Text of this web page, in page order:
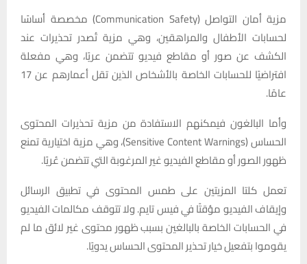
مزية أمان التواصل (Communication Safety) مخصصة أساسًا
لحسابات الأطفال والمراهقين، وهي مزية تُصدر تحذيرات عند
الكشف عن صور أو مقاطع فيديو تتضمن عريًا، وهي مفعلة
افتراضيًا للحسابات الخاصة بالأشخاص الذين تقل أعمارهم عن 17
عامًا.
وأما البالغون فيمكنهم الاستفادة من مزية تحذيرات المحتوى
الحساس (Sensitive Content Warnings)، وهي مزية اختيارية تمنع
ظهور الصور أو مقاطع الفيديو غير المرغوبة التي تتضمن عُريًا.
تعمل كلتا المزيتين على طمس المحتوى في تطبيق الرسائل
وإيقاف الفيديو مؤقتًا في فيس تايم. ولا تتوقف مكالمات الفيديو
في الحسابات الخاصة بالبالغين بسبب ظهور محتوى غير لائق ما لم
يقوموا بتفعيل خيار تحذير المحتوى الحساس يدويًا.